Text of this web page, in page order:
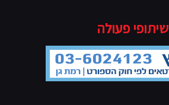
שיתופי פעולה